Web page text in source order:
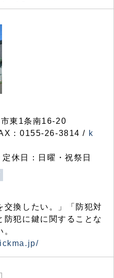
東1条南16-20
：0155-26-3814 / k
休日：日曜・祝祭日
交換したい。」「防犯対
防犯に鍵に関することな